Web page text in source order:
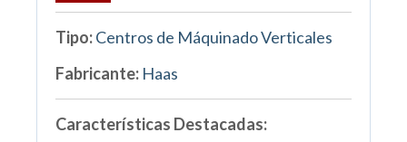
Tipo:Centros de Máquinado Verticales
Fabricante: Haas
Características Destacadas: